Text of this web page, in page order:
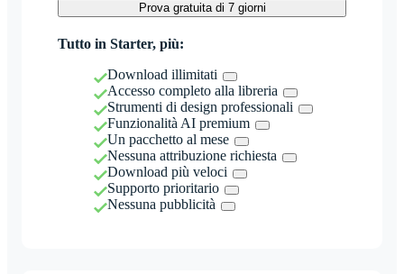
Prova gratuita di 7 giorni
Tutto in Starter, più:
Download illimitati
Accesso completo alla libreria
Strumenti di design professionali
Funzionalità AI premium
Un pacchetto al mese
Nessuna attribuzione richiesta
Download più veloci
Supporto prioritario
Nessuna pubblicità